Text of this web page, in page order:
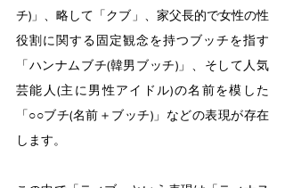
チ)」、略して「クブ」、家父長的で女性の性
役割に関する固定観念を持つブッチを指す
「ハンナムブチ(韓男ブッチ)」、そして人気
芸能人(主に男性アイドル)の名前を模した
「○○ブチ(名前＋ブッチ)」などの表現が存在
します。